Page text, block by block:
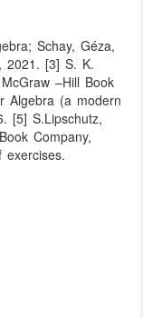
Schay, Géza,
2021. [3] S. K.
–Hill Book
Algebra (a modern
[5] S.Lipschutz,
Company,